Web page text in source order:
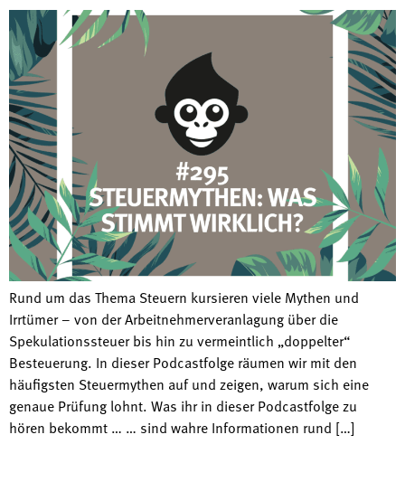
Rund um das Thema Steuern kursieren viele Mythen und
Irrtümer – von der Arbeitnehmerveranlagung über die
Spekulationssteuer bis hin zu vermeintlich „doppelter“
Besteuerung. In dieser Podcastfolge räumen wir mit den
häufigsten Steuermythen auf und zeigen, warum sich eine
genaue Prüfung lohnt. Was ihr in dieser Podcastfolge zu
hören bekommt … … sind wahre Informationen rund […]